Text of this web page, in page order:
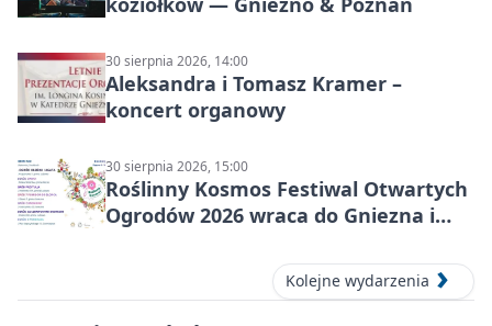
30 sierpnia 2026, 14:00
Aleksandra i Tomasz Kramer –
koncert organowy
30 sierpnia 2026, 15:00
Roślinny Kosmos Festiwal Otwartych
Ogrodów 2026 wraca do Gniezna i
Kolejne wydarzenia